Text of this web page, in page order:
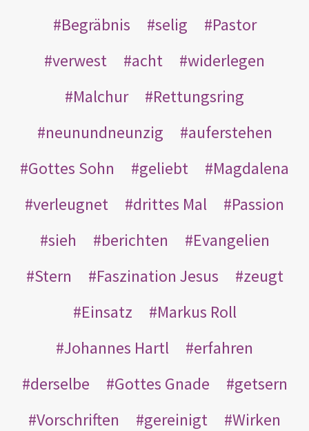
Begräbnis
selig
Pastor
verwest
acht
widerlegen
Malchur
Rettungsring
neunundneunzig
auferstehen
Gottes Sohn
geliebt
Magdalena
verleugnet
drittes Mal
Passion
sieh
berichten
Evangelien
Stern
Faszination Jesus
zeugt
Einsatz
Markus Roll
Johannes Hartl
erfahren
derselbe
Gottes Gnade
getsern
Vorschriften
gereinigt
Wirken